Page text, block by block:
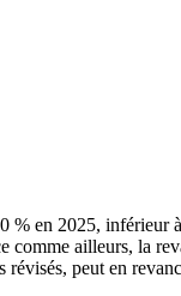
en 2025,
ailleurs, la
peut en